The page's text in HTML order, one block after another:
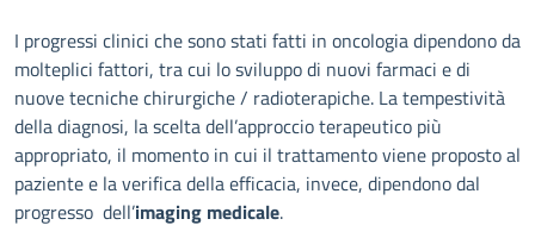
Descrizione
I progressi clinici che sono stati fatti in oncologia dipendono da
molteplici fattori, tra cui lo sviluppo di nuovi farmaci e di
nuove tecniche chirurgiche / radioterapiche. La tempestività
della diagnosi, la scelta dell’approccio terapeutico più
appropriato, il momento in cui il trattamento viene proposto al
paziente e la verifica della efficacia, invece, dipendono dal
progresso dell’imaging medicale.